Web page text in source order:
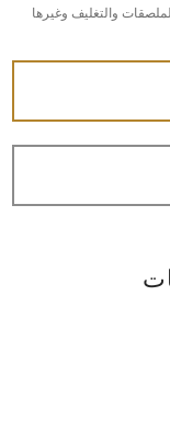
والتغليف وغيرها